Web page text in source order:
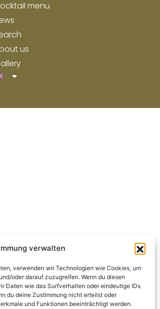
verwalten
verwenden wir Technologien wie Cookies, um
oder darauf zuzugreifen. Wenn du diesen
Daten wie das Surfverhalten oder eindeutige IDs
du deine Zustimmung nicht erteilst oder
und Funktionen beeinträchtigt werden.
menu
us